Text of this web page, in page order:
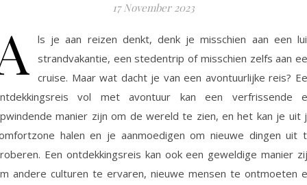
17 November 2023
ls je aan reizen denkt, denk je misschien aan een
strandvakantie, een stedentrip of misschien zelfs aan
cruise. Maar wat dacht je van een avontuurlijke reis?
vol met avontuur kan een verfrissende
manier zijn om de wereld te zien, en het kan je uit
halen en je aanmoedigen om nieuwe dingen uit
Een ontdekkingsreis kan ook een geweldige manier
andere culturen te ervaren, nieuwe mensen te ontmoeten